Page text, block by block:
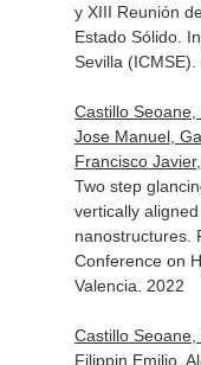
y XIII Reunión
Estado Sólido.
Sevilla (ICMSE).
Castillo
Jose Manuel,
Francisco
Two step
vertically
nanostructures.
Conference on
Valencia. 2022
Castillo Seoane,
Filippin Emilio,